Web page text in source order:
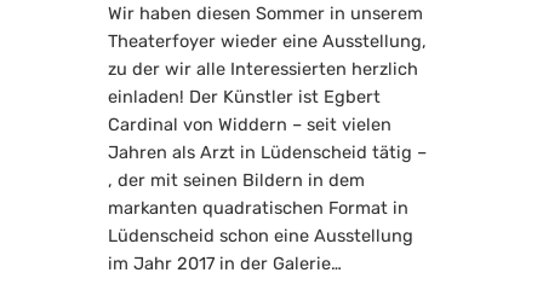
Wir haben diesen Sommer in unserem
Theaterfoyer wieder eine Ausstellung,
zu der wir alle Interessierten herzlich
einladen! Der Künstler ist Egbert
Cardinal von Widdern – seit vielen
Jahren als Arzt in Lüdenscheid tätig –
, der mit seinen Bildern in dem
markanten quadratischen Format in
Lüdenscheid schon eine Ausstellung
im Jahr 2017 in der Galerie…